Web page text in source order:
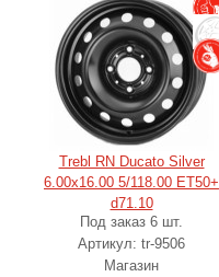
Trebl RN Ducato Silver
6.00x16.00 5/118.00 ET50+
d71.10
Под заказ 6 шт.
Артикул: tr-9506
Магазин